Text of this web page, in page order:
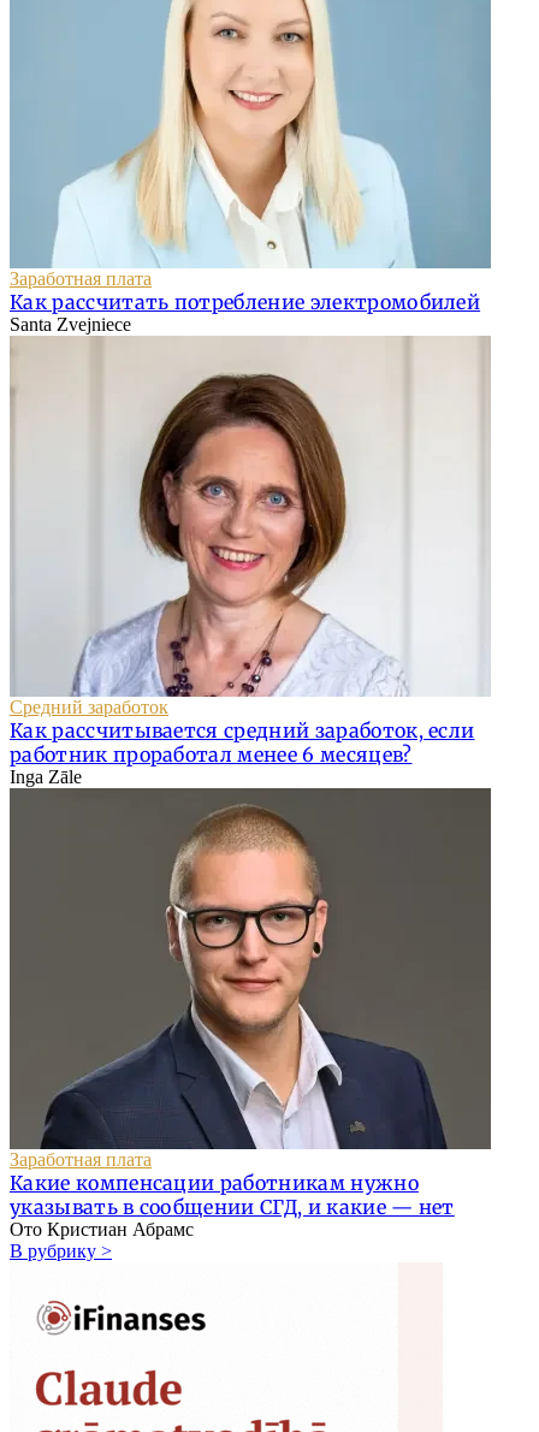
Заработная плата
Как рассчитать потребление электромобилей
Santa Zvejniece
Средний заработок
Как рассчитывается средний заработок, если
работник проработал менее 6 месяцев?
Inga Zāle
Заработная плата
Какие компенсации работникам нужно
указывать в сообщении СГД, и какие — нет
Ото Кристиан Абрамс
В рубрику >